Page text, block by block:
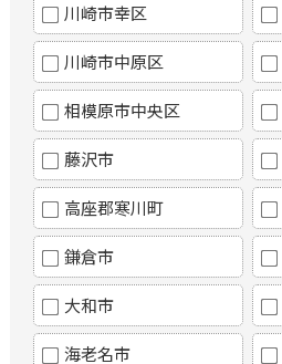
川崎市幸区
川崎市中原区
相模原市中央区
藤沢市
高座郡寒川町
鎌倉市
大和市
海老名市